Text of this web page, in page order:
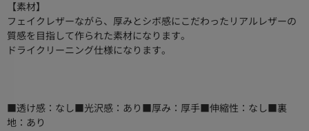
【素材】
フェイクレザーながら、厚みとシボ感にこだわったリアルレザーの
質感を目指して作られた素材になります。
ドライクリーニング仕様になります。
■透け感：なし■光沢感：あり■厚み：厚手■伸縮性：なし■裏
地：あり